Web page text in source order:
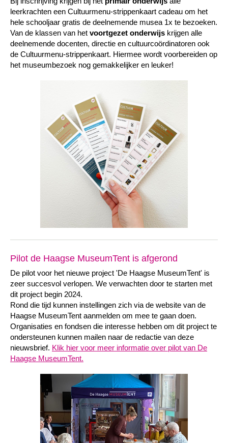
leerkrachten een Cultuurmenu-strippenkaart cadeau om het
hele schooljaar gratis de deelnemende musea 1x te bezoeken.
Van de klassen van het voortgezet onderwijs krijgen alle
deelnemende docenten, directie en cultuurcoördinatoren ook
de Cultuurmenu-strippenkaart. Hiermee wordt voorbereiden op
het museumbezoek nog gemakkelijker en leuker!
Pilot de Haagse MuseumTent is afgerond
De pilot voor het nieuwe project 'De Haagse MuseumTent' is
zeer succesvol verlopen. We verwachten door te starten met
dit project begin 2024.
Rond die tijd kunnen instellingen zich via de website van de
Haagse MuseumTent aanmelden om mee te gaan doen.
Organisaties en fondsen die interesse hebben om dit project te
ondersteunen kunnen mailen naar de redactie van deze
nieuwsbrief. Klik hier voor meer informatie over pilot van De
Haagse MuseumTent.